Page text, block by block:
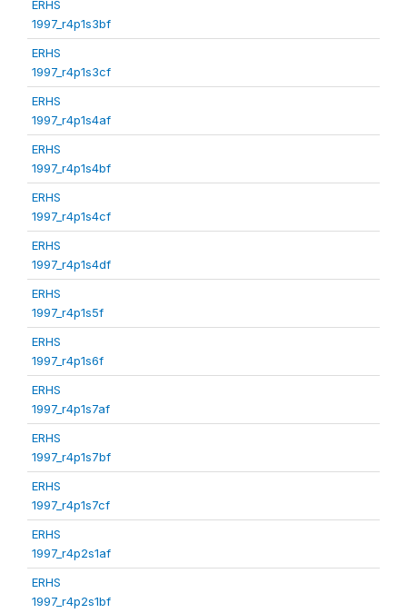
ERHS
1997_r4p1s3bf
ERHS
1997_r4p1s3cf
ERHS
1997_r4p1s4af
ERHS
1997_r4p1s4bf
ERHS
1997_r4p1s4cf
ERHS
1997_r4p1s4df
ERHS
1997_r4p1s5f
ERHS
1997_r4p1s6f
ERHS
1997_r4p1s7af
ERHS
1997_r4p1s7bf
ERHS
1997_r4p1s7cf
ERHS
1997_r4p2s1af
ERHS
1997_r4p2s1bf